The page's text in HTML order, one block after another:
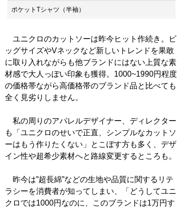
ポケットTシャツ（半袖）
ユニクロのカットソーは昨今ヒット作続き。ビ
ッグサイズやVネックなど新しいトレンドを果敢
に取り入れながらも他ブランドにはない上質な素
材感で大人っぽい印象も獲得。1000~1990円程度
の価格帯ながら高価格帯のブランド品と比べても
全く見劣りしません。
私の周りのアパレルデザイナー、ディレクター
も「ユニクロのせいで正直、シンプルなカットソ
ーはもう作りたくない」とこぼす方も多く、デザ
イン性や超希少素材へと路線変更するところも。
昨今は”超長綿”などの生地や品質に関するリテ
ラシーを消費者が知ってしまい、「どうしてユニ
クロでは1000円なのに、このブランドは1万円す